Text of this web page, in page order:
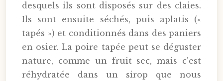
desquels ils sont disposés sur des claies.
Ils sont ensuite séchés, puis aplatis («
tapés ») et conditionnés dans des paniers
en osier. La poire tapée peut se déguster
nature, comme un fruit sec, mais c’est
réhydratée dans un sirop que nous